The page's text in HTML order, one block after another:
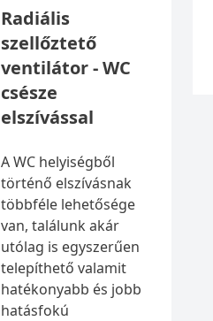
Radiális
szellőztető
ventilátor - WC
csésze
elszívással
A WC helyiségből
történő elszívásnak
többféle lehetősége
van, találunk akár
utólag is egyszerűen
telepíthető valamit
hatékonyabb és jobb
hatásfokú